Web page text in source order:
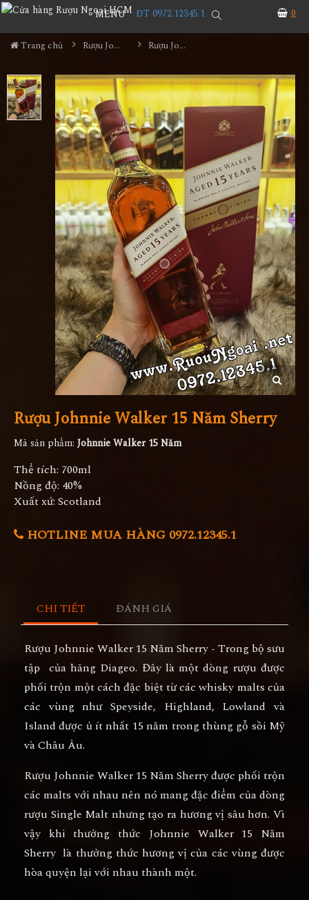
0
MENU ĐT 0972.12345.1
Trang chủ Rượu Johnnie walker Rượu Johnnie Walker 15 Năm Sherry
Rượu Johnnie Walker 15 Năm Sherry
Mã sản phẩm: Johnnie Walker 15 Năm
Thể tích: 700ml
Nồng độ: 40%
Xuất xứ: Scotland
HOTLINE MUA HÀNG 0972.12345.1
CHI TIẾT ĐÁNH GIÁ
Rượu Johnnie Walker 15 Năm Sherry - Trong bộ sưu
tập của hãng Diageo. Đây là một dòng rượu được
phối trộn một cách đặc biệt từ các whisky malts của
các vùng như Speyside, Highland, Lowland và
Island được ủ ít nhất 15 năm trong thùng gỗ sồi Mỹ
và Châu Âu.
Rượu Johnnie Walker 15 Năm Sherry được phối trộn
các malts với nhau nên nó mang đặc điểm của dòng
rượu Single Malt nhưng tạo ra hương vị sâu hơn. Vì
vậy khi thưởng thức Johnnie Walker 15 Năm
Sherry là thưởng thức hương vị của các vùng được
hòa quyện lại với nhau thành một.